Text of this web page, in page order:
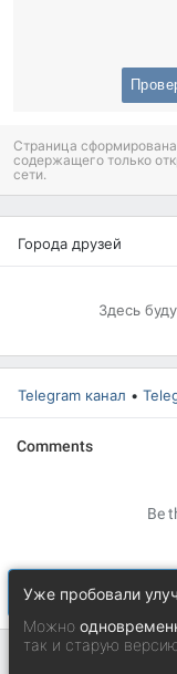
Уже пробовали
Можно
так и старую
Страница сформирована
содержащего только
сети.
Города друзей
Здесь
Telegram канал •